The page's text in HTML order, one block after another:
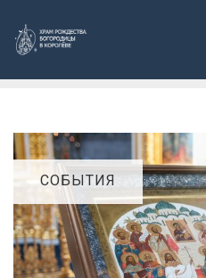
СОБЫТИЯ